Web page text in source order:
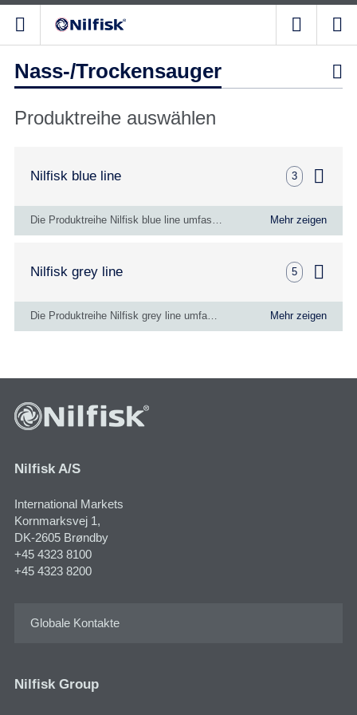
Nass-/Trockensauger 
Produktreihe auswählen
Die Produktreihe Nilfisk blue line umfasst eine breite Palette an Reinigungsgeräten, darunter Hochdruckreiniger. Die Produktreihe ist ideal für Reinigungsaufgaben in der Landwirtschaft, die Bauindustrie, das Kfz-Gewerbe sowie die Industrie im Allgemeinen. Mehr zeigen
Nilfisk blue line 3
Die Produktreihe Nilfisk grey line umfasst Reinigungslösungen für die allgemeinen Reinigungsaufgaben ebenso wie für spezielle Anforderungen, darunter besonders kräftige Industriesauger, Scheuersaugmaschinen und Kehrmaschinen für den Außenbereich. Die Produktreihe ist ideal für die Industrie, Gebäudereiniger und Reinigungsarbeiten in Büros, anderen Gewerberäumen sowie öffentlichen Einrichtungen. Mehr zeigen
Nilfisk grey line 5
Nilfisk A/S
International Markets
Kornmarksvej 1​,
DK-2605 Brøndby
+45 4323 8100
+45 4323 8200
Globale Kontakte
Nilfisk Group